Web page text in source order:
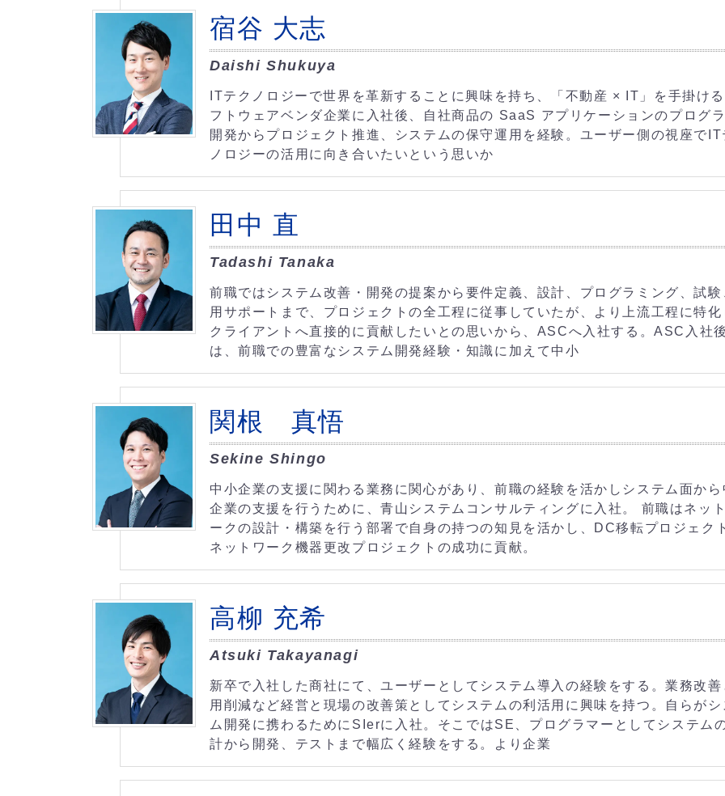
宿谷 大志
Daishi Shukuya
ITテクノロジーで世界を革新することに興味を持ち、「不動産 × IT」を手掛ける
フトウェアベンダ企業に入社後、自社商品の SaaS アプリケーションのプログ
開発からプロジェクト推進、システムの保守運用を経験。ユーザー側の視座でIT
ノロジーの活用に向き合いたいという思いか
田中 直
Tadashi Tanaka
前職ではシステム改善・開発の提案から要件定義、設計、プログラミング、試験
用サポートまで、プロジェクトの全工程に従事していたが、より上流工程に特化
クライアントへ直接的に貢献したいとの思いから、ASCへ入社する。ASC入社後
は、前職での豊富なシステム開発経験・知識に加えて中小
関根 真悟
Sekine Shingo
中小企業の支援に関わる業務に関心があり、前職の経験を活かしシステム面から
企業の支援を行うために、青山システムコンサルティングに入社。 前職はネッ
ークの設計・構築を行う部署で自身の持つの知見を活かし、DC移転プロジェク
ネットワーク機器更改プロジェクトの成功に貢献。
高柳 充希
Atsuki Takayanagi
新卒で入社した商社にて、ユーザーとしてシステム導入の経験をする。業務改善
用削減など経営と現場の改善策としてシステムの利活用に興味を持つ。自らがシ
ム開発に携わるためにSIerに入社。そこではSE、プログラマーとしてシステム
計から開発、テストまで幅広く経験をする。より企業